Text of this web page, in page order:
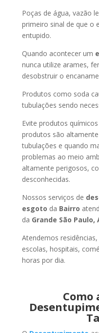
Poças de água, vazão
primeiro sinal de que o
entupido.
Quando acontecer um
nunca utilize arames,
desobstruir o
Produtos como soda
tubulações sendo
Evite produtos
produtos são
tubulações e quando
problemas ao meio
altamente perigosos,
desconhecidas.
Nossos serviços de
esgoto da Bairro
da Grande São
Atendemos
escolas, hospitais,
horas por dia.
Como